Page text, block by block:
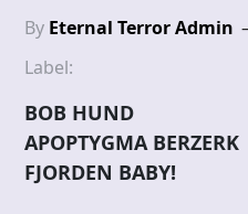
By Eternal Terror Admin
Label:
BOB HUND
APOPTYGMA BERZERK
FJORDEN BABY!